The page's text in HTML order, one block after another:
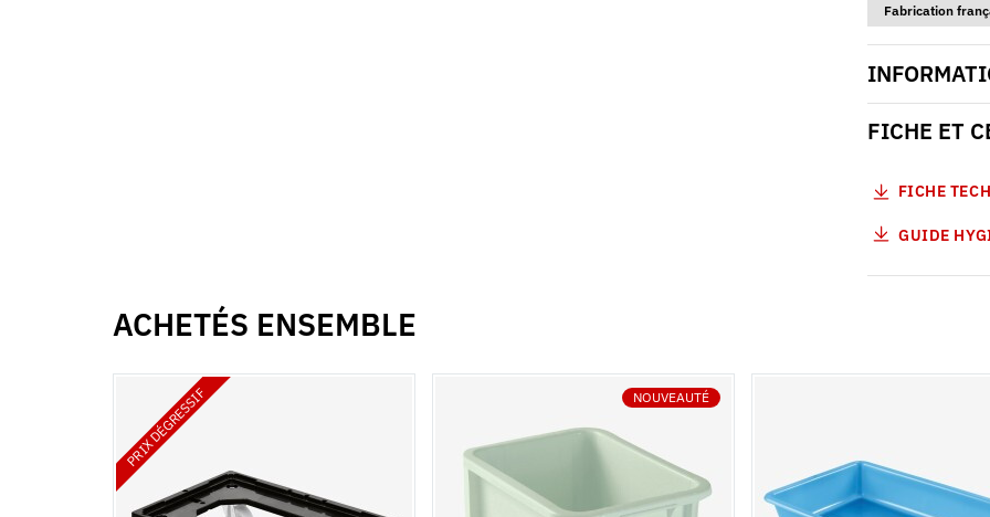
Fabrication
FICHE ET
FICHE
GUIDE
ACHETÉS ENSEMBLE
PRIX DÉGRESSIF NOUVEAUTÉ